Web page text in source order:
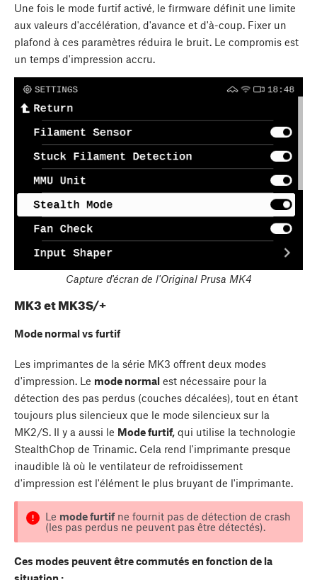
Une fois le mode furtif activé, le firmware définit une limite
aux valeurs d'accélération, d'avance et d'à-coup. Fixer un
plafond à ces paramètres réduira le bruit. Le compromis est
un temps d'impression accru.
Capture d'écran de l'Original Prusa MK4
MK3 et MK3S/+
Mode normal vs furtif
Les imprimantes de la série MK3 offrent deux modes
d'impression. Le mode normal est nécessaire pour la
détection des pas perdus (couches décalées), tout en étant
toujours plus silencieux que le mode silencieux sur la
MK2/S. Il y a aussi le Mode furtif, qui utilise la technologie
StealthChop de Trinamic. Cela rend l'imprimante presque
inaudible là où le ventilateur de refroidissement
d'impression est l'élément le plus bruyant de l'imprimante.
Le mode furtifne fournit pas de détection de crash
(les pas perdus ne peuvent pas être détectés).
Ces modes peuvent être commutés en fonction de la